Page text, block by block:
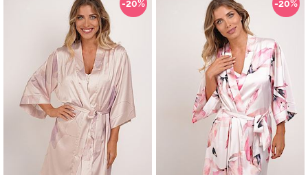
-20% -20%